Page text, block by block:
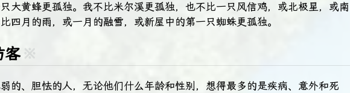
大黄蜂更孤独。我不比米尔溪更孤独，也不比一只风信鸡，或北极星，或南
四月的雨，或一月的融雪，或新屋中的第一只蜘蛛更孤独。
客 ※
的、胆怯的人，无论他们什么年龄和性别，想得最多的是疾病、意外和死